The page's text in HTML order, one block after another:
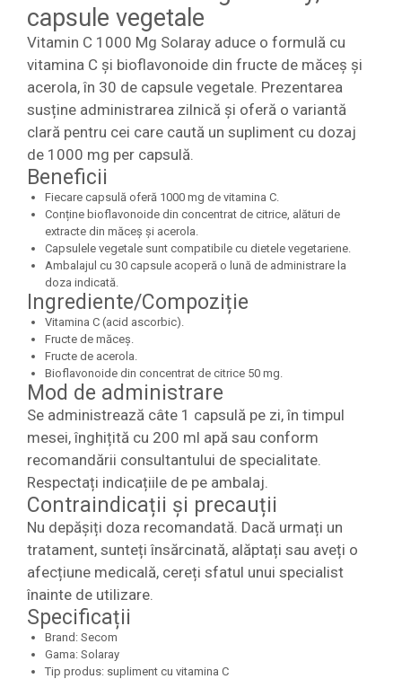
capsule vegetale
Vitamin C 1000 Mg Solaray aduce o formulă cu
vitamina C și bioflavonoide din fructe de măceș și
acerola, în 30 de capsule vegetale. Prezentarea
susține administrarea zilnică și oferă o variantă
clară pentru cei care caută un supliment cu dozaj
de 1000 mg per capsulă.
Beneficii
Fiecare capsulă oferă 1000 mg de vitamina C.
Conține bioflavonoide din concentrat de citrice, alături de
extracte din măceș și acerola.
Capsulele vegetale sunt compatibile cu dietele vegetariene.
Ambalajul cu 30 capsule acoperă o lună de administrare la
doza indicată.
Ingrediente/Compoziție
Vitamina C (acid ascorbic).
Fructe de măceș.
Fructe de acerola.
Bioflavonoide din concentrat de citrice 50 mg.
Mod de administrare
Se administrează câte 1 capsulă pe zi, în timpul
mesei, înghițită cu 200 ml apă sau conform
recomandării consultantului de specialitate.
Respectați indicațiile de pe ambalaj.
Contraindicații și precauții
Nu depășiți doza recomandată. Dacă urmați un
tratament, sunteți însărcinată, alăptați sau aveți o
afecțiune medicală, cereți sfatul unui specialist
înainte de utilizare.
Specificații
Brand: Secom
Gama: Solaray
Tip produs: supliment cu vitamina C